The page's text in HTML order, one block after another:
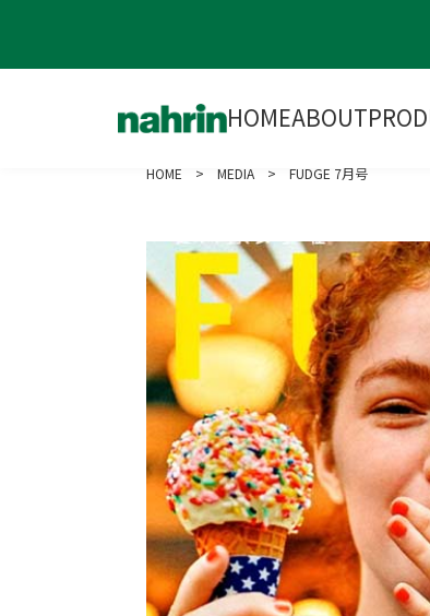
HOMEABOUT
HOME >MEDIA > FUDGE 7月号